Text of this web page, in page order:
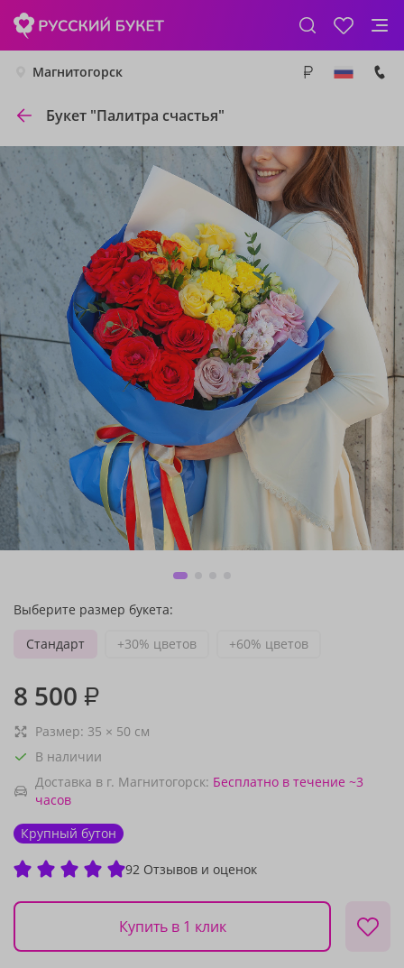
Магнитогорск
Букет "Палитра счастья"
Выберите размер букета:
Стандарт
+30% цветов +60% цветов
8 500 ₽
Размер: 35 × 50 см
В наличии
Доставка в г. Магнитогорск: Бесплатно в течение ~3
часов
Крупный бутон
92 Отзывов и оценок
Купить в 1 клик